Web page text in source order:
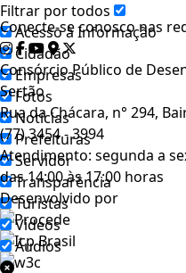
Filtrar por todos
Acesso à Informação
Cidadão
Empresas
Fotos
Notícias
Prefeituras
Servidor
Transparência
Turistas
Videos
Áudios
Conecte-se conosco nas
Consórcio Público de
Sertão
Rua da Chácara, n° 294,
(77) 3454 - 3994
Atendimento: segunda a
das 14:00 às 17:00 horas
Desenvolvido por